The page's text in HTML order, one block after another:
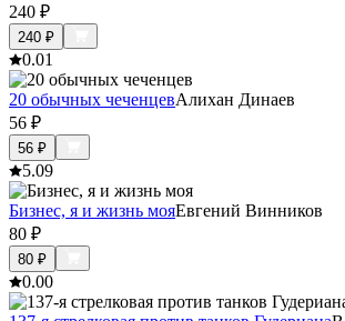
240 ₽
240 ₽
0.01
20 обычных чеченцевАлихан Динаев
56 ₽
56 ₽
5.09
Бизнес, я и жизнь мояЕвгений Винников
80 ₽
80 ₽
0.00